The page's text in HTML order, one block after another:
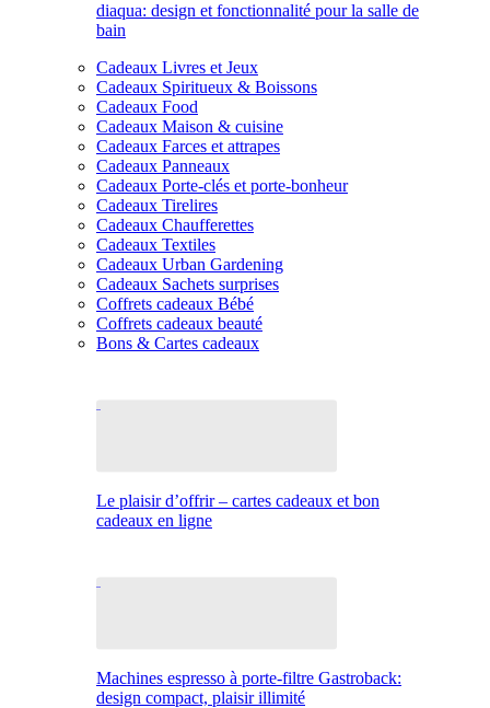
diaqua: design et fonctionnalité pour la salle de
bain
Cadeaux Livres et Jeux
Cadeaux Spiritueux & Boissons
Cadeaux Food
Cadeaux Maison & cuisine
Cadeaux Farces et attrapes
Cadeaux Panneaux
Cadeaux Porte-clés et porte-bonheur
Cadeaux Tirelires
Cadeaux Chaufferettes
Cadeaux Textiles
Cadeaux Urban Gardening
Cadeaux Sachets surprises
Coffrets cadeaux Bébé
Coffrets cadeaux beauté
Bons & Cartes cadeaux
Le plaisir d’offrir – cartes cadeaux et bon
cadeaux en ligne
Machines espresso à porte-filtre Gastroback:
design compact, plaisir illimité